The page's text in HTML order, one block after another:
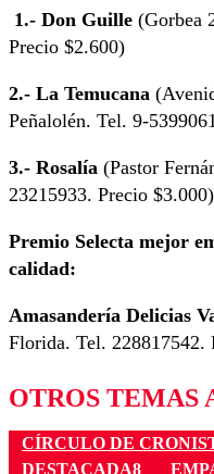
1.- Don Guille (Gorbea
Precio $2.600)
2.- La Temucana
Peñalolén. Tel. 9-
3.- Rosalía (Pastor
23215933. Precio $3.000)
Premio Selecta mejor
calidad:
Amasandería Delicias
Florida. Tel. 228817542.
OTROS TEMAS
CÍRCULO DE
DESTACADA8